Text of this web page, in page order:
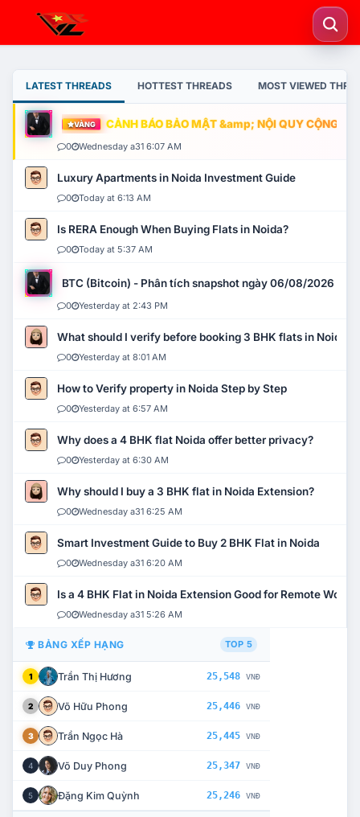
LATEST THREADS HOTTEST THREADS MOST VIEWED
VÀNG CẢNH BÁO BẢO MẬT &amp; NỘI QUY CỘNG
0 Wednesday a31 6:07 AM
Luxury Apartments in Noida Investment Guide
0 Today at 6:13 AM
Is RERA Enough When Buying Flats in Noida?
0 Today at 5:37 AM
BTC (Bitcoin) - Phân tích snapshot ngày 06/08/2026
0 Yesterday at 2:43 PM
What should I verify before booking 3 BHK flats in Noida?
0 Yesterday at 8:01 AM
How to Verify property in Noida Step by Step
0 Yesterday at 6:57 AM
Why does a 4 BHK flat Noida offer better privacy?
0 Yesterday at 6:30 AM
Why should I buy a 3 BHK flat in Noida Extension?
0 Wednesday a31 6:25 AM
Smart Investment Guide to Buy 2 BHK Flat in Noida
0 Wednesday a31 6:20 AM
Is a 4 BHK Flat in Noida Extension Good for Remote Work?
0 Wednesday a31 5:26 AM
BẢNG XẾP HẠNG TOP 5
1 Trần Thị Hương 25,548 VNĐ
2 Võ Hữu Phong 25,446 VNĐ
3 Trần Ngọc Hà 25,445 VNĐ
4 Võ Duy Phong 25,347 VNĐ
5 Đặng Kim Quỳnh 25,246 VNĐ